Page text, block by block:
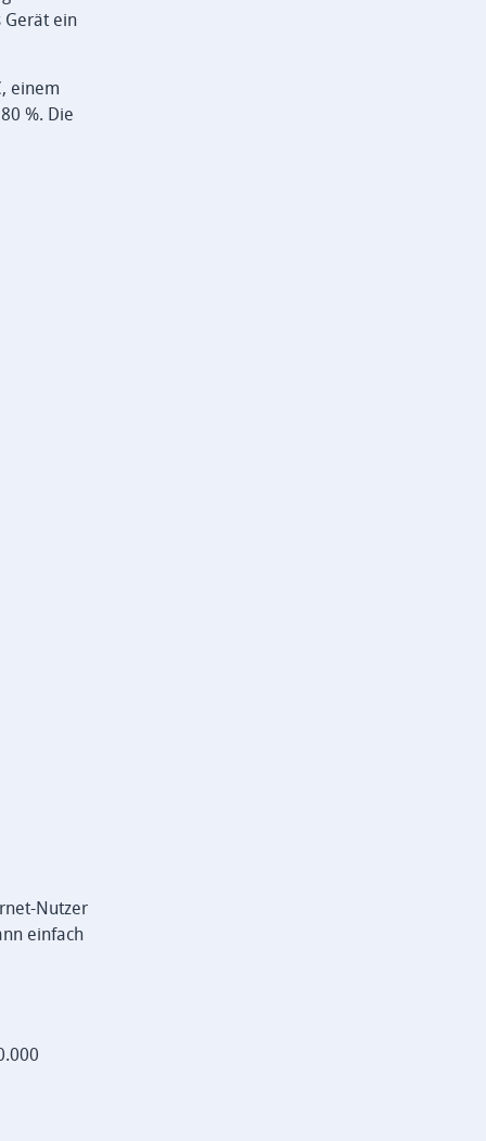
Gerät ein
einem
%. Die
Nutzer
einfach